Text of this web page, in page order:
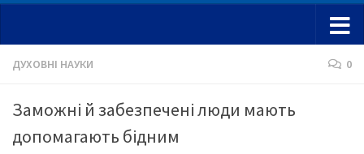
ДУХОВНІ НАУКИ 0
Заможні й забезпечені люди мають
допомагають бідним